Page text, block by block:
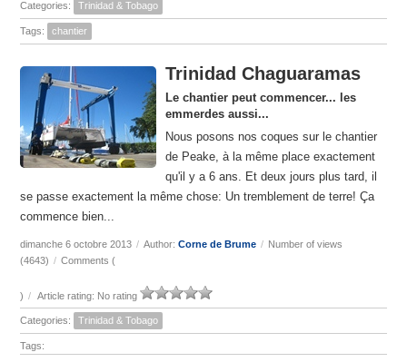
Categories: Trinidad & Tobago
Tags: chantier
Trinidad Chaguaramas
Le chantier peut commencer... les
emmerdes aussi...
Nous posons nos coques sur le chantier
de Peake, à la même place exactement
qu'il y a 6 ans. Et deux jours plus tard, il
se passe exactement la même chose: Un tremblement de terre! Ça
commence bien...
dimanche 6 octobre 2013 / Author:Corne de Brume / Number of views
(4643) / Comments (
) / Article rating: No rating
Categories: Trinidad & Tobago
Tags: